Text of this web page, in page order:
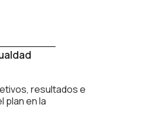
resultados e
plan en la